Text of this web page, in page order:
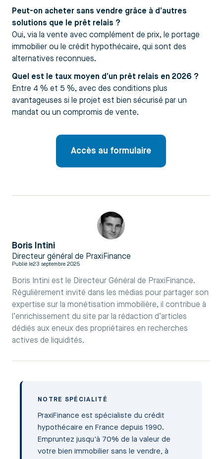
Peut-on acheter sans vendre grâce à d’autres
solutions que le prêt relais ?
Oui, via la vente avec complément de prix, le portage
immobilier ou le crédit hypothécaire, qui sont des
alternatives reconnues.
Quel est le taux moyen d’un prêt relais en 2026 ?
Entre 4 % et 5 %, avec des conditions plus
avantageuses si le projet est bien sécurisé par un
mandat ou un compromis de vente.
Accès au formulaire
Boris Intini
Directeur général de PraxiFinance
Publié le23 septembre 2025
Boris Intini est le Directeur Général de PraxiFinance.
Régulièrement invité dans les médias pour partager son
expertise sur la monétisation immobilière, il contribue à
l’enrichissement du site par la rédaction d’articles
dédiés aux eneux des propriétaires en recherches
actives de liquidités.
NOTRE SPÉCIALITÉ
PraxiFinance est spécialiste du crédit
hypothécaire en France depuis 1990.
Empruntez jusqu'à 70% de la valeur de
votre bien immobilier sans le vendre, à